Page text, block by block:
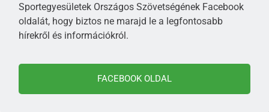
TOVÁBB OLVASOM
Sportegyesületek Országos Szövetségének Facebook
oldalát, hogy biztos ne marajd le a legfontosabb
hírekről és információkról.
FACEBOOK OLDAL